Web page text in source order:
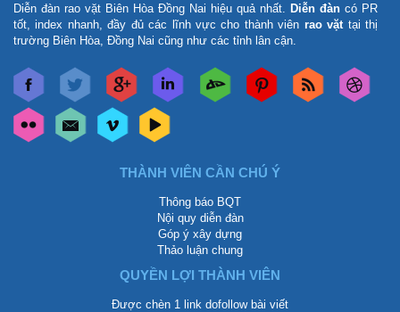
Diễn đàn rao vặt Biên Hòa Đồng Nai hiệu quả nhất. Diễn đàn có PR
tốt, index nhanh, đầy đủ các lĩnh vực cho thành viên rao vặt tại thị
trường Biên Hòa, Đồng Nai cũng như các tỉnh lân cận.
THÀNH VIÊN CẦN CHÚ Ý
Thông báo BQT
Nội quy diễn đàn
Góp ý xây dựng
Thảo luận chung
QUYỀN LỢI THÀNH VIÊN
Được chèn 1 link dofollow bài viết